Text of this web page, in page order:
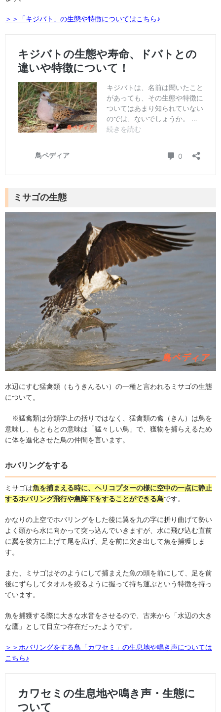
＞＞「キジバト」の生態や特徴についてはこちら♪
ミサゴの生態
水辺にすむ猛禽類（もうきんるい）の一種と言われるミサゴの生態
について。
※猛禽類は分類学上の括りではなく、猛禽類の禽（きん）は鳥を
意味し、もともとの意味は「猛々しい鳥」で、獲物を捕らえるため
に体を進化させた鳥の仲間を言います。
ホバリングをする
ミサゴは魚を捕まえる時に、ヘリコプターの様に空中の一点に静止
するホバリング飛行や急降下をすることができる鳥です。
かなりの上空でホバリングをした後に翼を九の字に折り曲げて勢い
よく頭から水に向かって突っ込んでいきますが、水に飛び込む直前
に翼を後方に上げて尾を広げ、足を前に突き出して魚を捕獲しま
す。
また、ミサゴはそのようにして捕まえた魚の頭を前にして、足を前
後にずらしてタオルを絞るように握って持ち運ぶという特徴を持っ
ています。
魚を捕獲する際に大きな水音をさせるので、古来から「水辺の大き
な鷹」として目立つ存在だったようです。
＞＞ホバリングをする鳥「カワセミ」の生息地や鳴き声については
こちら♪